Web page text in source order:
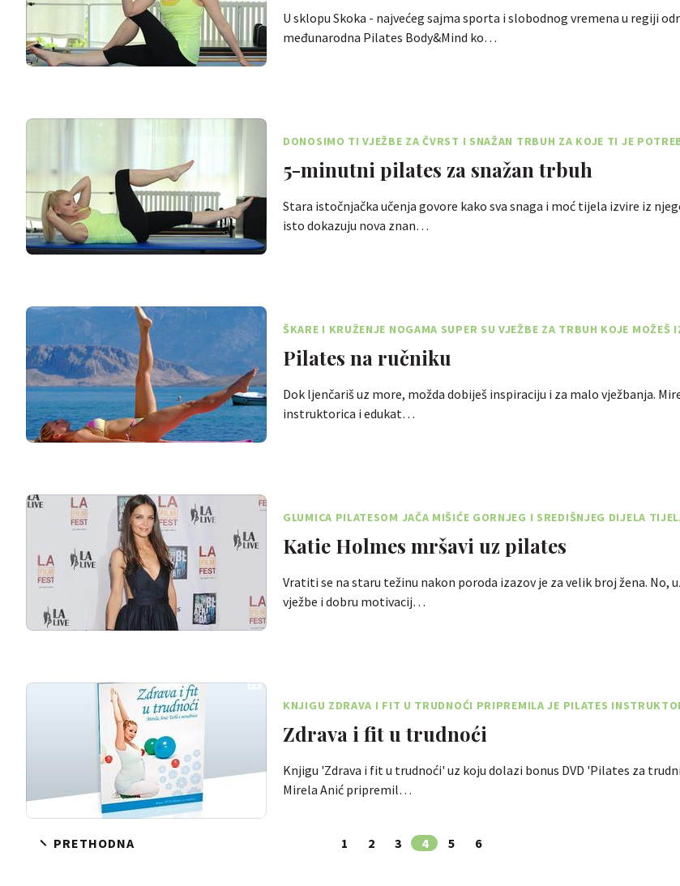
U sklopu Skoka - najvećeg sajma sporta i slobodnog vremena u regiji
međunarodna Pilates Body&Mind ko…
DONOSIMO TI VJEŽBE ZA ČVRST I SNAŽAN TRBUH ZA KOJE TI JE
5-minutni pilates za snažan trbuh
Stara istočnjačka učenja govore kako sva snaga i moć tijela izvire iz
isto dokazuju nova znan…
ŠKARE I KRUŽENJE NOGAMA SUPER SU VJEŽBE ZA TRBUH KOJE MOŽEŠ
Pilates na ručniku
Dok ljenčariš uz more, možda dobiješ inspiraciju i za malo vježbanja.
instruktorica i edukat…
GLUMICA PILATESOM JAČA MIŠIĆE GORNJEG I SREDIŠNJEG DIJELA
Katie Holmes mršavi uz pilates
Vratiti se na staru težinu nakon poroda izazov je za velik broj žena. No,
vježbe i dobru motivacij…
KNJIGU ZDRAVA I FIT U TRUDNOĆI PRIPREMILA JE PILATES
Zdrava i fit u trudnoći
Knjigu 'Zdrava i fit u trudnoći' uz koju dolazi bonus DVD 'Pilates za
Mirela Anić pripremil…
PRETHODNA 1 2 3 4 5 6